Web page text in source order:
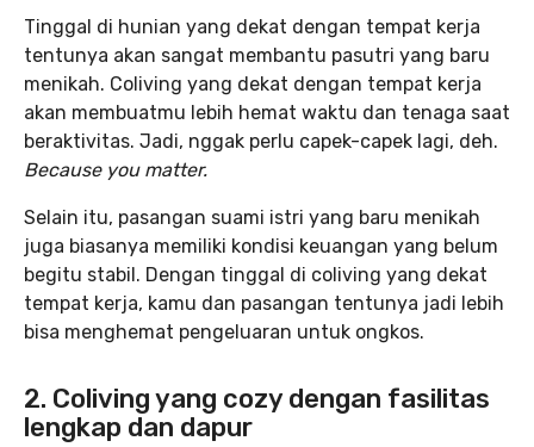
Tinggal di hunian yang dekat dengan tempat kerja
tentunya akan sangat membantu pasutri yang baru
menikah. Coliving yang dekat dengan tempat kerja
akan membuatmu lebih hemat waktu dan tenaga saat
beraktivitas. Jadi, nggak perlu capek-capek lagi, deh.
Because you matter.
Selain itu, pasangan suami istri yang baru menikah
juga biasanya memiliki kondisi keuangan yang belum
begitu stabil. Dengan tinggal di coliving yang dekat
tempat kerja, kamu dan pasangan tentunya jadi lebih
bisa menghemat pengeluaran untuk ongkos.
2. Coliving yang cozy dengan fasilitas
lengkap dan dapur